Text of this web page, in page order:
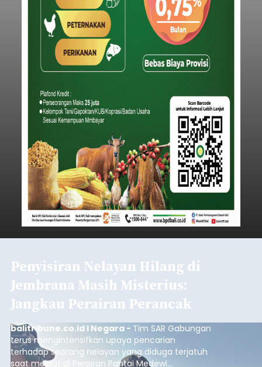
Penyisiran Nelayan Hilang di
Jembrana Masih Misterius:
Jangkau Perairan Perancak
balitribune.co.id I Negara - Tim SAR Gabungan
terus mengintensifkan upaya pencarian
terhadap seorang nelayan yang diduga terjatuh
saat melaut di Perairan Pantai Medewi